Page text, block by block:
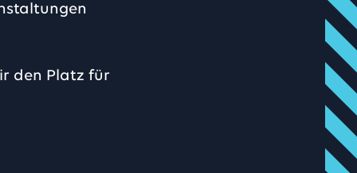
den Platz für